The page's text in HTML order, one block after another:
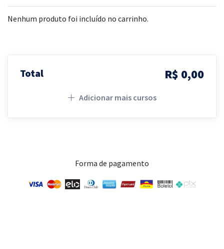
Nenhum produto foi incluído no carrinho.
Total R$ 0,00
Adicionar mais cursos
Forma de pagamento